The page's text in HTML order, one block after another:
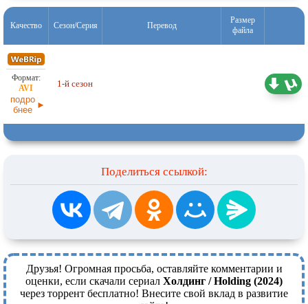
Качество Сезон/Серия Перевод
Размер
файла
подро
бнее
1-й сезон
Поделиться ссылкой:
Друзья! Огромная просьба, оставляйте комментарии и
оценки, если скачали сериал Холдинг / Holding (2024)
через торрент бесплатно! Внесите свой вклад в развитие